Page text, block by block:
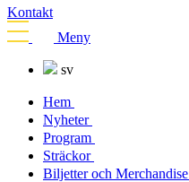
Kontakt
Meny
sv
Hem
Nyheter
Program
Sträckor
Biljetter och Merchandise